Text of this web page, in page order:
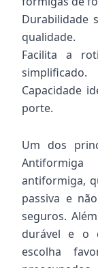
Durabilidade
qualidade.
Facilita a
simplificado.
Capacidade
porte.
Um dos
antiformiga,
passiva e
seguros.
durável e o
escolha